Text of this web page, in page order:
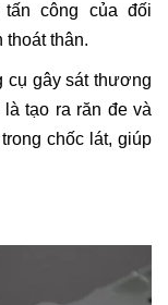
công của đối
thân.
cụ gây sát thương
tạo ra răn đe và
chốc lát, giúp